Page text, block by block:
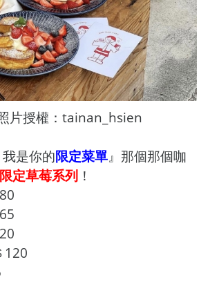
片授權：tainan_hsien
我是你的限定菜單』那個那個咖
定草莓系列 ！
120